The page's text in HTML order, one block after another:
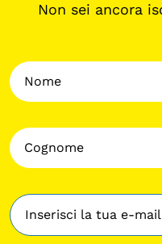
Non sei ancora